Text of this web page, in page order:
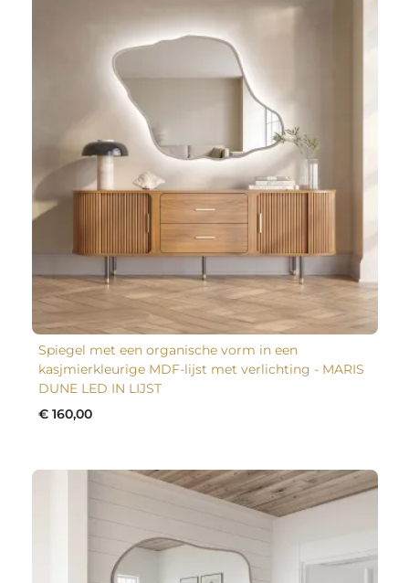
Spiegel met een organische vorm in een
kasjmierkleurige MDF-lijst met verlichting - MARIS
DUNE LED IN LIJST
€ 160,00